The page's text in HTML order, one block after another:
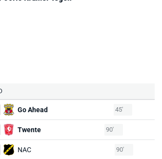
Go Ahead 45'
Twente 90'
NAC 90'